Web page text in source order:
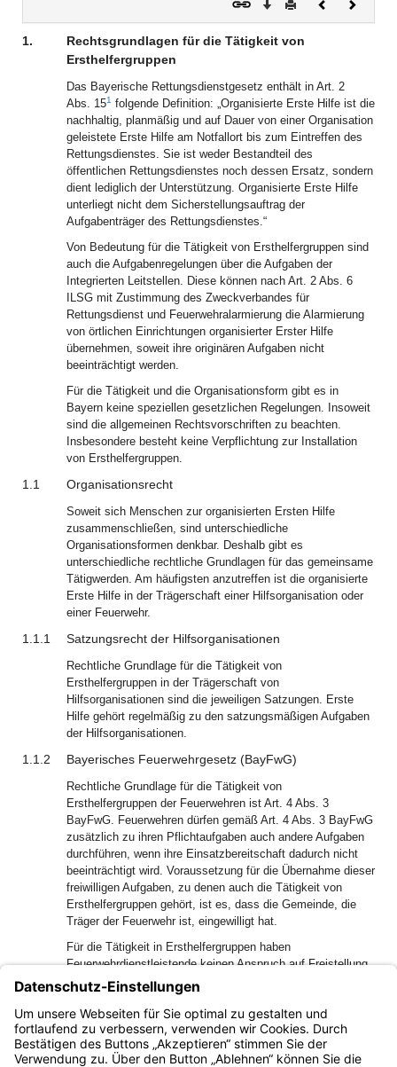
1.
Rechtsgrundlagen für die Tätigkeit von
Ersthelfergruppen
Das Bayerische Rettungsdienstgesetz enthält in Art. 2
Abs. 151 folgende Definition: „Organisierte Erste Hilfe ist die
nachhaltig, planmäßig und auf Dauer von einer Organisation
geleistete Erste Hilfe am Notfallort bis zum Eintreffen des
Rettungsdienstes. Sie ist weder Bestandteil des
öffentlichen Rettungsdienstes noch dessen Ersatz, sondern
dient lediglich der Unterstützung. Organisierte Erste Hilfe
unterliegt nicht dem Sicherstellungsauftrag der
Aufgabenträger des Rettungsdienstes.“
Von Bedeutung für die Tätigkeit von Ersthelfergruppen sind
auch die Aufgabenregelungen über die Aufgaben der
Integrierten Leitstellen. Diese können nach Art. 2 Abs. 6
ILSG mit Zustimmung des Zweckverbandes für
Rettungsdienst und Feuerwehralarmierung die Alarmierung
von örtlichen Einrichtungen organisierter Erster Hilfe
übernehmen, soweit ihre originären Aufgaben nicht
beeinträchtigt werden.
Für die Tätigkeit und die Organisationsform gibt es in
Bayern keine speziellen gesetzlichen Regelungen. Insoweit
sind die allgemeinen Rechtsvorschriften zu beachten.
Insbesondere besteht keine Verpflichtung zur Installation
von Ersthelfergruppen.
1.1 Organisationsrecht
Soweit sich Menschen zur organisierten Ersten Hilfe
zusammenschließen, sind unterschiedliche
Organisationsformen denkbar. Deshalb gibt es
unterschiedliche rechtliche Grundlagen für das gemeinsame
Tätigwerden. Am häufigsten anzutreffen ist die organisierte
Erste Hilfe in der Trägerschaft einer Hilfsorganisation oder
einer Feuerwehr.
1.1.1 Satzungsrecht der Hilfsorganisationen
Rechtliche Grundlage für die Tätigkeit von
Ersthelfergruppen in der Trägerschaft von
Hilfsorganisationen sind die jeweiligen Satzungen. Erste
Hilfe gehört regelmäßig zu den satzungsmäßigen Aufgaben
der Hilfsorganisationen.
1.1.2 Bayerisches Feuerwehrgesetz (BayFwG)
Rechtliche Grundlage für die Tätigkeit von
Ersthelfergruppen der Feuerwehren ist Art. 4 Abs. 3
BayFwG. Feuerwehren dürfen gemäß Art. 4 Abs. 3 BayFwG
zusätzlich zu ihren Pflichtaufgaben auch andere Aufgaben
durchführen, wenn ihre Einsatzbereitschaft dadurch nicht
beeinträchtigt wird. Voraussetzung für die Übernahme dieser
freiwilligen Aufgaben, zu denen auch die Tätigkeit von
Ersthelfergruppen gehört, ist es, dass die Gemeinde, die
Träger der Feuerwehr ist, eingewilligt hat.
Für die Tätigkeit in Ersthelfergruppen haben
Feuerwehrdienstleistende keinen Anspruch auf Freistellung
nach Art. 9 Abs. 1 BayFwG, da es sich nicht um eine
Pflichtaufgabe der Feuerwehr handelt.
1[Amtl. Anm.:]seit 01.04.2013: Art. 2 Abs. 16